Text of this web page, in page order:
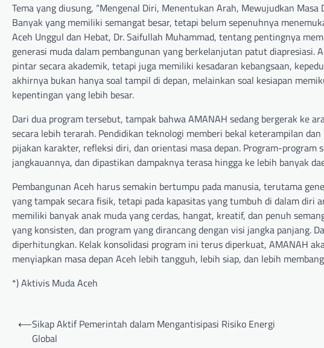
Tema yang diusung, “Mengenal Diri, Menentukan Arah, Mewujudkan
Banyak yang memiliki semangat besar, tetapi belum sepenuhnya
Aceh Unggul dan Hebat, Dr. Saifullah Muhammad, tentang pentingnya
generasi muda dalam pembangunan yang berkelanjutan patut
pintar secara akademik, tetapi juga memiliki kesadaran kebangsaan,
akhirnya bukan hanya soal tampil di depan, melainkan soal kesiapan
kepentingan yang lebih besar.
Dari dua program tersebut, tampak bahwa AMANAH sedang bergerak ke
secara lebih terarah. Pendidikan teknologi memberi bekal keterampilan
pijakan karakter, refleksi diri, dan orientasi masa depan. Program-
jangkauannya, dan dipastikan dampaknya terasa hingga ke lebih banyak
Pembangunan Aceh harus semakin bertumpu pada manusia, terutama
yang tampak secara fisik, tetapi pada kapasitas yang tumbuh di dalam diri
memiliki banyak anak muda yang cerdas, hangat, kreatif, dan penuh
yang konsisten, dan program yang dirancang dengan visi jangka panjang.
diperhitungkan. Kelak konsolidasi program ini terus diperkuat, AMANAH
menyiapkan masa depan Aceh lebih tangguh, lebih siap, dan lebih
*) Aktivis Muda Aceh
Post
navigation
⟵Sikap Aktif Pemerintah dalam Mengantisipasi Risiko Energi
Global